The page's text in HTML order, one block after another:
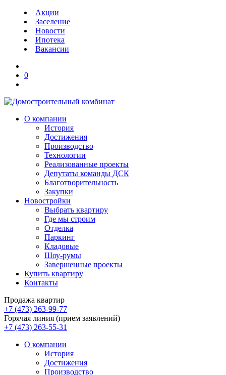
Акции
Заселение
Новости
Ипотека
Вакансии
0
О компании
История
Достижения
Производство
Технологии
Реализованные проекты
Депутаты команды ДСК
Благотворительность
Закупки
Новостройки
Выбрать квартиру
Где мы строим
Отделка
Паркинг
Кладовые
Шоу-румы
Завершенные проекты
Купить квартиру
Контакты
Продажа квартир
+7 (473) 263-99-77
Горячая линия (прием заявлений)
+7 (473) 263-55-31
О компании
История
Достижения
Производство